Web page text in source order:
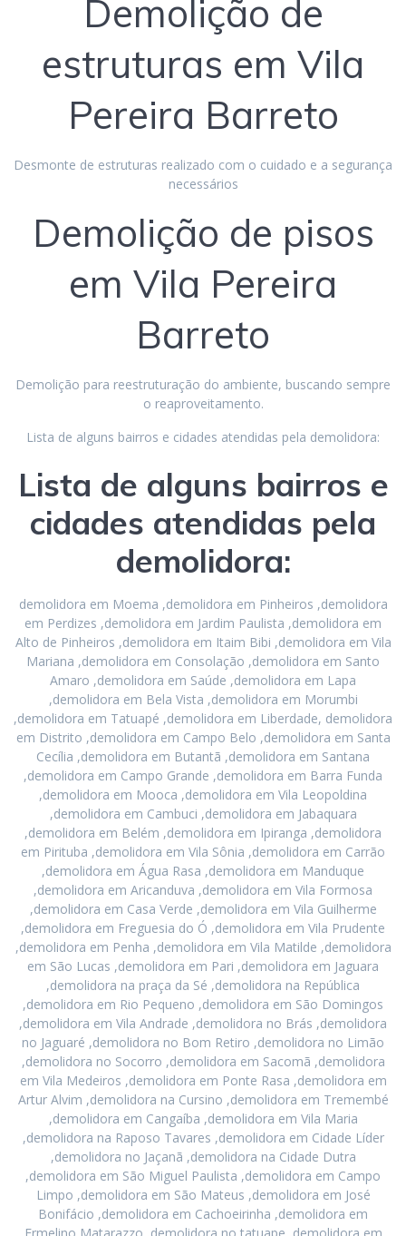
Demolição de
estruturas em Vila
Pereira Barreto
Desmonte de estruturas realizado com o cuidado e a segurança
necessários
Demolição de pisos
em Vila Pereira
Barreto
Demolição para reestruturação do ambiente, buscando sempre
o reaproveitamento.
Lista de alguns bairros e cidades atendidas pela demolidora:
Lista de alguns bairros e
cidades atendidas pela
demolidora:
demolidora em Moema ,demolidora em Pinheiros ,demolidora
em Perdizes ,demolidora em Jardim Paulista ,demolidora em
Alto de Pinheiros ,demolidora em Itaim Bibi ,demolidora em Vila
Mariana ,demolidora em Consolação ,demolidora em Santo
Amaro ,demolidora em Saúde ,demolidora em Lapa
,demolidora em Bela Vista ,demolidora em Morumbi
,demolidora em Tatuapé ,demolidora em Liberdade, demolidora
em Distrito ,demolidora em Campo Belo ,demolidora em Santa
Cecília ,demolidora em Butantã ,demolidora em Santana
,demolidora em Campo Grande ,demolidora em Barra Funda
,demolidora em Mooca ,demolidora em Vila Leopoldina
,demolidora em Cambuci ,demolidora em Jabaquara
,demolidora em Belém ,demolidora em Ipiranga ,demolidora
em Pirituba ,demolidora em Vila Sônia ,demolidora em Carrão
,demolidora em Água Rasa ,demolidora em Manduque
,demolidora em Aricanduva ,demolidora em Vila Formosa
,demolidora em Casa Verde ,demolidora em Vila Guilherme
,demolidora em Freguesia do Ó ,demolidora em Vila Prudente
,demolidora em Penha ,demolidora em Vila Matilde ,demolidora
em São Lucas ,demolidora em Pari ,demolidora em Jaguara
,demolidora na praça da Sé ,demolidora na República
,demolidora em Rio Pequeno ,demolidora em São Domingos
,demolidora em Vila Andrade ,demolidora no Brás ,demolidora
no Jaguaré ,demolidora no Bom Retiro ,demolidora no Limão
,demolidora no Socorro ,demolidora em Sacomã ,demolidora
em Vila Medeiros ,demolidora em Ponte Rasa ,demolidora em
Artur Alvim ,demolidora na Cursino ,demolidora em Tremembé
,demolidora em Cangaíba ,demolidora em Vila Maria
,demolidora na Raposo Tavares ,demolidora em Cidade Líder
,demolidora no Jaçanã ,demolidora na Cidade Dutra
,demolidora em São Miguel Paulista ,demolidora em Campo
Limpo ,demolidora em São Mateus ,demolidora em José
Bonifácio ,demolidora em Cachoeirinha ,demolidora em